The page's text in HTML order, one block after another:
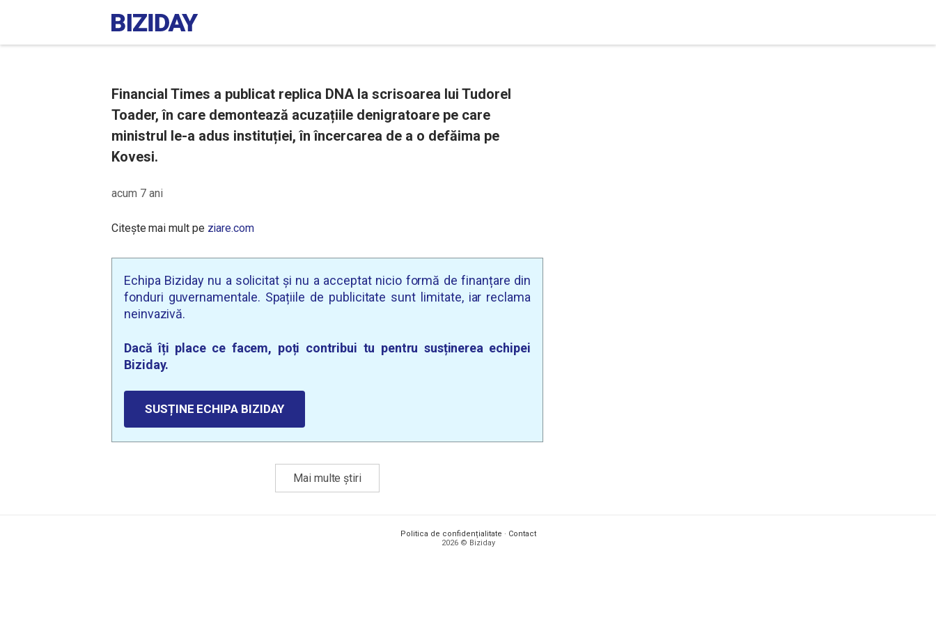
Financial Times a publicat replica DNA la scrisoarea lui Tudorel
Toader, în care demontează acuzațiile denigratoare pe care
ministrul le-a adus instituției, în încercarea de a o defăima pe
Kovesi.
acum 7 ani
Citește mai mult pe ziare.com
Echipa Biziday nu a solicitat și nu a acceptat nicio formă de finanțare din
fonduri guvernamentale. Spațiile de publicitate sunt limitate, iar reclama
neinvazivă.
Dacă îți place ce facem, poți contribui tu pentru susținerea echipei
Biziday.
SUSȚINE ECHIPA BIZIDAY
Mai multe știri
Politica de confidențialitate · Contact
2026 © Biziday